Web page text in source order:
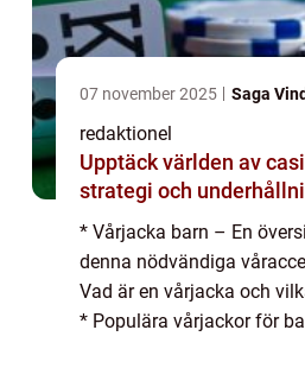
07 november 2025 Saga
redaktionel
Upptäck världen av
strategi och
* Vårjacka barn – En
denna nödvändiga
Vad är en vårjacka och
* Populära vårjackor för